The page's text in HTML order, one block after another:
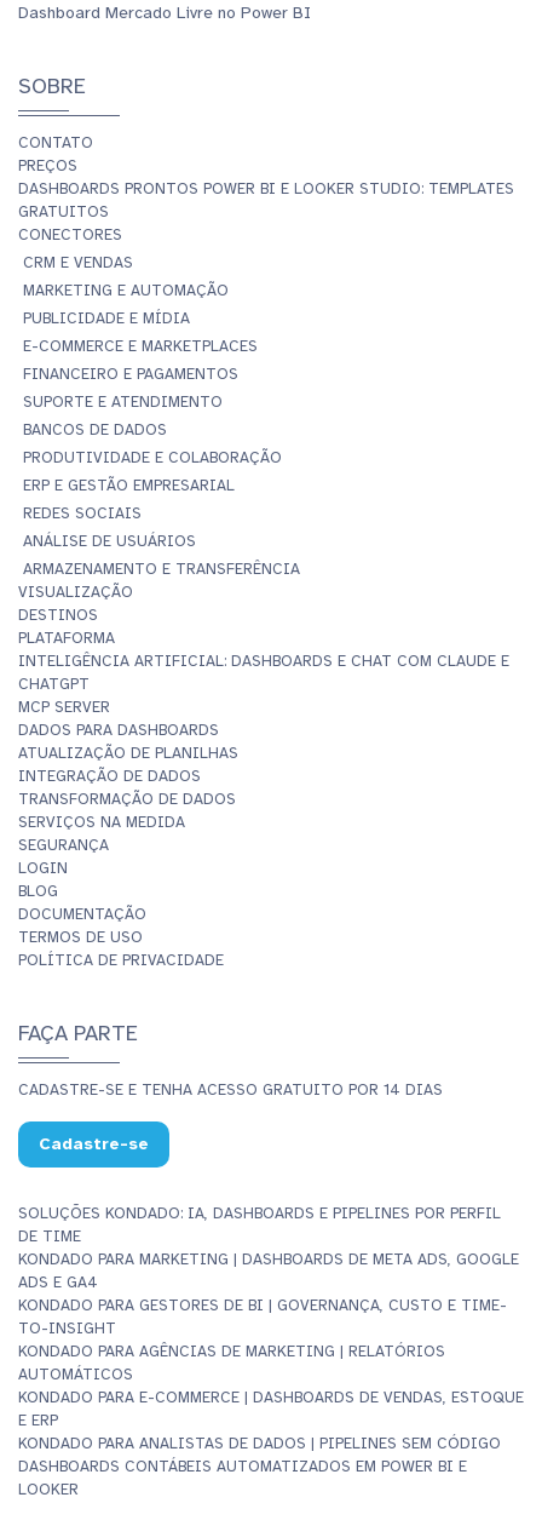
Dashboard Mercado Livre no Power BI
SOBRE
CONTATO
PREÇOS
DASHBOARDS PRONTOS POWER BI E LOOKER STUDIO: TEMPLATES
GRATUITOS
CONECTORES
CRM E VENDAS
MARKETING E AUTOMAÇÃO
PUBLICIDADE E MÍDIA
E-COMMERCE E MARKETPLACES
FINANCEIRO E PAGAMENTOS
SUPORTE E ATENDIMENTO
BANCOS DE DADOS
PRODUTIVIDADE E COLABORAÇÃO
ERP E GESTÃO EMPRESARIAL
REDES SOCIAIS
ANÁLISE DE USUÁRIOS
ARMAZENAMENTO E TRANSFERÊNCIA
VISUALIZAÇÃO
DESTINOS
PLATAFORMA
INTELIGÊNCIA ARTIFICIAL: DASHBOARDS E CHAT COM CLAUDE E
CHATGPT
MCP SERVER
DADOS PARA DASHBOARDS
ATUALIZAÇÃO DE PLANILHAS
INTEGRAÇÃO DE DADOS
TRANSFORMAÇÃO DE DADOS
SERVIÇOS NA MEDIDA
SEGURANÇA
LOGIN
BLOG
DOCUMENTAÇÃO
TERMOS DE USO
POLÍTICA DE PRIVACIDADE
FAÇA PARTE
CADASTRE-SE E TENHA ACESSO GRATUITO POR 14 DIAS
Cadastre-se
SOLUÇÕES KONDADO: IA, DASHBOARDS E PIPELINES POR PERFIL
DE TIME
KONDADO PARA MARKETING | DASHBOARDS DE META ADS, GOOGLE
ADS E GA4
KONDADO PARA GESTORES DE BI | GOVERNANÇA, CUSTO E TIME-
TO-INSIGHT
KONDADO PARA AGÊNCIAS DE MARKETING | RELATÓRIOS
AUTOMÁTICOS
KONDADO PARA E-COMMERCE | DASHBOARDS DE VENDAS, ESTOQUE
E ERP
KONDADO PARA ANALISTAS DE DADOS | PIPELINES SEM CÓDIGO
DASHBOARDS CONTÁBEIS AUTOMATIZADOS EM POWER BI E
LOOKER